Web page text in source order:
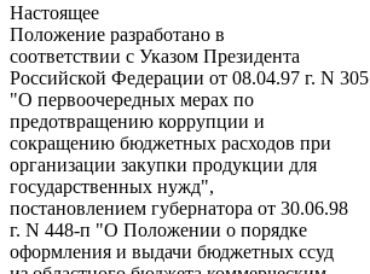
Настоящее
Положение разработано в
соответствии с Указом Президента
Российской Федерации от 08.04.97 г. N 305
"О первоочередных мерах по
предотвращению коррупции и
сокращению бюджетных расходов при
организации закупки продукции для
государственных нужд",
постановлением губернатора от 30.06.98
г. N 448-п "О Положении о порядке
оформления и выдачи бюджетных ссуд